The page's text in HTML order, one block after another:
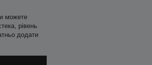
можете
рівень
додати